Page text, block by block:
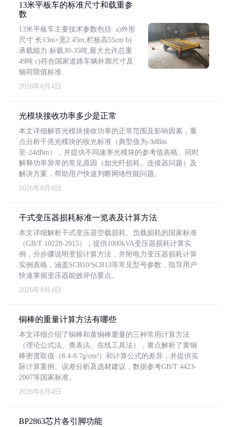
13米平板车的标准尺寸和载重参
数
13米平板车主要技术参数包括: a)外形
尺寸:长13m×宽2.45m,栏板高55cm b)
承载能力:标载30-35吨,最大允许总重
49吨 c)符合国家道路车辆外廓尺寸及
轴荷限值标准
2026年8月4日
光模块接收功率多少是正常
本文详细解答光模块接收功率的正常范围及影响因素，重
点分析千兆光模块的收光标准（典型值为-3dBm
至-24dBm），并提供不同速率光模块的参考值表格。同时
解释功率异常的常见原因（如光纤损耗、连接器问题）及
解决方案，帮助用户快速判断网络性能问题。
2026年8月4日
干式变压器损耗标准一览表及计算方法
本文详细解析干式变压器空载损耗、负载损耗的国家标准
（GB/T 10228-2015），提供1000kVA变压器损耗计算实
例，分步骤说明变损计算方法，并附电力变压器损耗计算
实例表格，涵盖SCB10/SCB13等常见型号参数，指导用户
快速掌握变压器能效评估要点。
2026年8月4日
铜棒的重量计算方法有哪些
本文详细介绍了铜棒和黄铜棒重量的三种常用计算方法
（理论公式法、查表法、在线工具法），重点解析了黄铜
棒密度取值（8.4-8.7g/cm³）和计算公式的差异，并提供实
际计算案例、误差分析及选材建议，数据参考GB/T 4423-
2007等国家标准。
2026年8月4日
BP2863芯片各引脚功能